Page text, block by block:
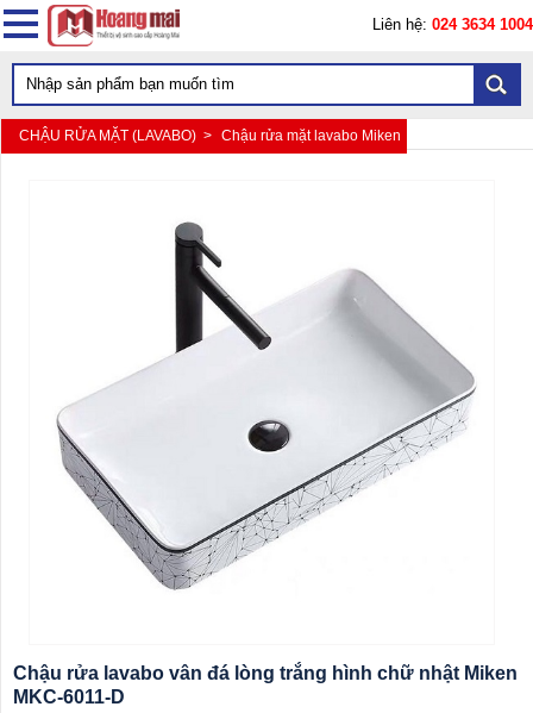
Liên hệ: 024 3634 1004
CHẬU RỬA MẶT (LAVABO) > Chậu rửa mặt lavabo Miken
Chậu rửa lavabo vân đá lòng trắng hình chữ nhật Miken
MKC-6011-D